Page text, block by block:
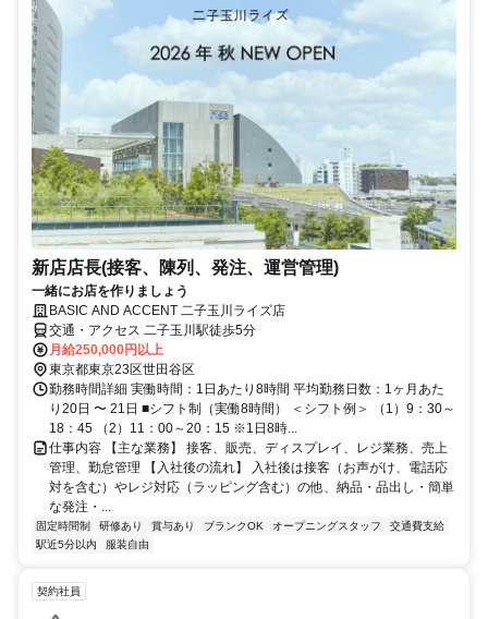
新店店長(接客、陳列、発注、運営管理)
一緒にお店を作りましょう
BASIC AND ACCENT 二子玉川ライズ店
交通・アクセス 二子玉川駅徒歩5分
月給250,000円以上
東京都東京23区世田谷区
勤務時間詳細 実働時間：1日あたり8時間 平均勤務日数：1ヶ月あた
り20日 〜 21日 ■シフト制（実働8時間） ＜シフト例＞ （1）9：30～
18：45 （2）11：00～20：15 ※1日8時...
仕事内容 【主な業務】 接客、販売、ディスプレイ、レジ業務、売上
管理、勤怠管理 【入社後の流れ】 入社後は接客（お声がけ、電話応
対を含む）やレジ対応（ラッピング含む）の他、納品・品出し・簡単
な発注・...
固定時間制 研修あり 賞与あり ブランクOK オープニングスタッフ
交通費支給
駅近5分以内
服装自由
契約社員